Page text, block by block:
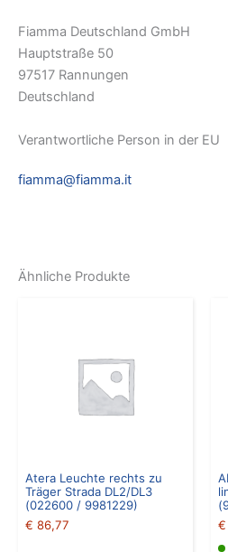
Fiamma Deutschland GmbH
Hauptstraße 50
97517 Rannungen
Deutschland
Verantwortliche Person in der EU
fiamma@fiamma.it
Ähnliche Produkte
Atera Leuchte rechts zu
Träger Strada DL2/DL3
(022600 / 9981229)
€ 86,77
€